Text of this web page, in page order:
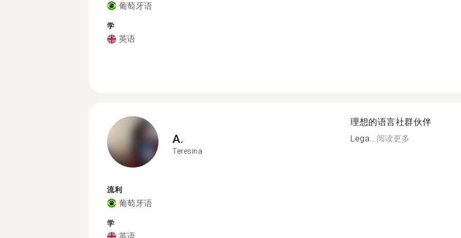
葡萄牙语
学
英语
A.
Teresina
流利
葡萄牙语
学
理想的语言社群伙伴
Lega...阅读更多